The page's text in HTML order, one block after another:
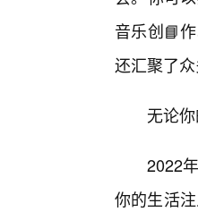
音乐创📘
还汇聚了
无论
2022
你的生活